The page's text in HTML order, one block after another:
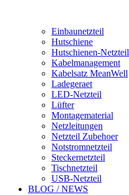
Einbaunetzteil
Hutschiene
Hutschienen-Netzteil
Kabelmanagement
Kabelsatz MeanWell
Ladegeraet
LED-Netzteil
Lüfter
Montagematerial
Netzleitungen
Netzteil Zubehoer
Notstromnetzteil
Steckernetzteil
Tischnetzteil
USB-Netzteil
BLOG / NEWS